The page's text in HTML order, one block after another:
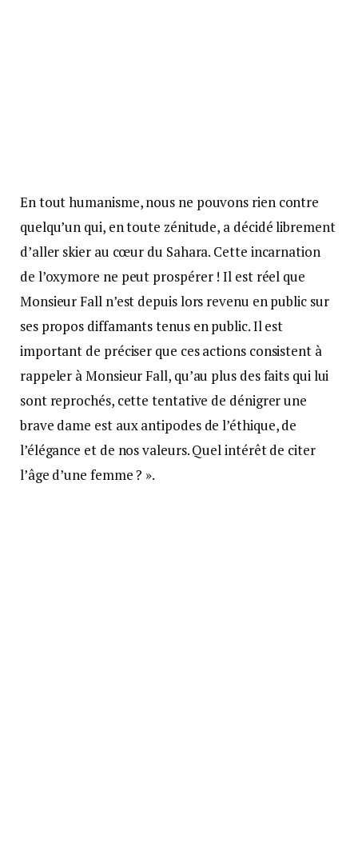
En tout humanisme, nous ne pouvons rien contre
quelqu’un qui, en toute zénitude, a décidé librement
d’aller skier au cœur du Sahara. Cette incarnation
de l’oxymore ne peut prospérer ! Il est réel que
Monsieur Fall n’est depuis lors revenu en public sur
ses propos diffamants tenus en public. Il est
important de préciser que ces actions consistent à
rappeler à Monsieur Fall, qu’au plus des faits qui lui
sont reprochés, cette tentative de dénigrer une
brave dame est aux antipodes de l’éthique, de
l’élégance et de nos valeurs. Quel intérêt de citer
l’âge d’une femme ? ».